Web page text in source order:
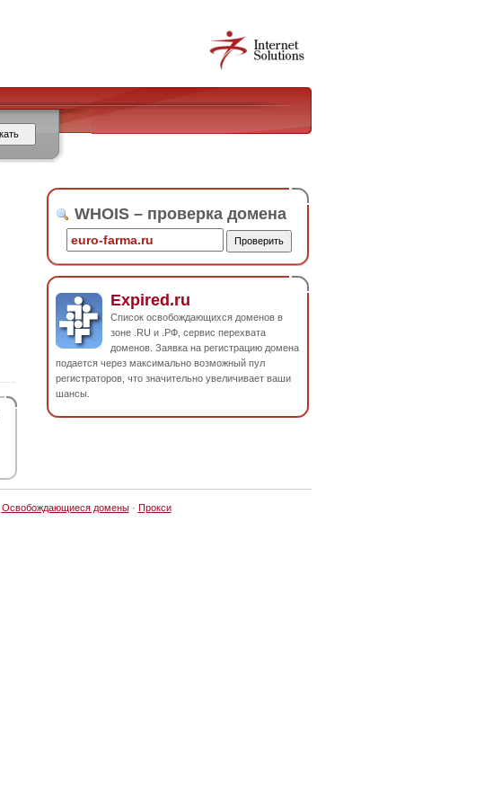
WHOIS – проверка домена
Expired.ru
Список освобождающихся доменов в
зоне .RU и .РФ, сервис перехвата
доменов. Заявка на регистрацию домена
подается через максимально возможный пул
регистраторов, что значительно увеличивает ваши
шансы.
Освобождающиеся домены· Прокси